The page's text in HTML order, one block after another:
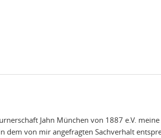
Jahn München von 1887 e.V. meine
dem von mir angefragten Sachverhalt